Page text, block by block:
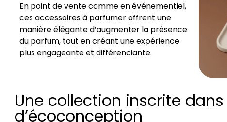
En point de vente comme en événementiel,
ces accessoires à parfumer offrent une
manière élégante d’augmenter la présence
du parfum, tout en créant une expérience
plus engageante et différenciante.
Une collection inscrite
d’écoconception